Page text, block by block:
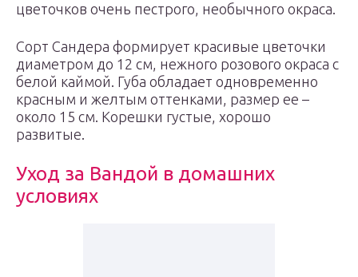
цветочков очень пестрого, необычного окраса.
Сорт Сандера формирует красивые цветочки
диаметром до 12 см, нежного розового окраса с
белой каймой. Губа обладает одновременно
красным и желтым оттенками, размер ее –
около 15 см. Корешки густые, хорошо
развитые.
Уход за Вандой в домашних
условиях